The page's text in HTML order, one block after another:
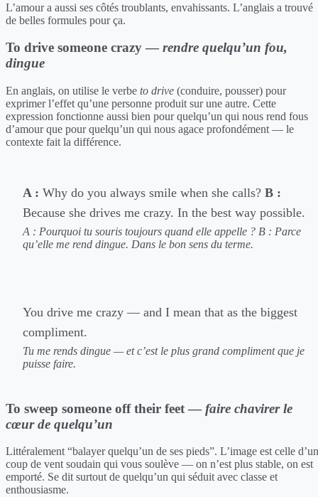
L’amour a aussi ses côtés troublants, envahissants. L’anglais a trouvé
de belles formules pour ça.
To drive someone crazy — rendre quelqu’un fou,
dingue
En anglais, on utilise le verbe to drive (conduire, pousser) pour
exprimer l’effet qu’une personne produit sur une autre. Cette
expression fonctionne aussi bien pour quelqu’un qui nous rend fous
d’amour que pour quelqu’un qui nous agace profondément — le
contexte fait la différence.
A : Why do you always smile when she calls? B :
Because she drives me crazy. In the best way possible.
A : Pourquoi tu souris toujours quand elle appelle ? B : Parce
qu’elle me rend dingue. Dans le bon sens du terme.
You drive me crazy — and I mean that as the biggest
compliment.
Tu me rends dingue — et c’est le plus grand compliment que je
puisse faire.
To sweep someone off their feet — faire chavirer le
cœur de quelqu’un
Littéralement “balayer quelqu’un de ses pieds”. L’image est celle d’un
coup de vent soudain qui vous soulève — on n’est plus stable, on est
emporté. Se dit surtout de quelqu’un qui séduit avec classe et
enthousiasme.